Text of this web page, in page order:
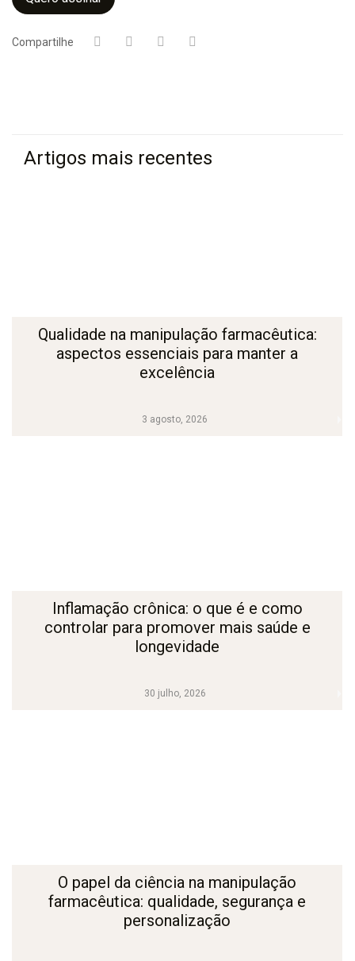
Compartilhe
Artigos mais recentes
3 agosto, 2026
Qualidade na manipulação farmacêutica:
aspectos essenciais para manter a
excelência
30 julho, 2026
Inflamação crônica: o que é e como
controlar para promover mais saúde e
longevidade
O papel da ciência na manipulação
farmacêutica: qualidade, segurança e
personalização